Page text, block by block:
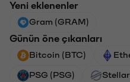
Yeni eklenenler
Gram (GRAM)
Günün öne çıkanları
Bitcoin (BTC)
PSG (PSG)